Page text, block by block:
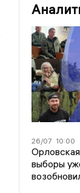
26/07 10:00
выборы